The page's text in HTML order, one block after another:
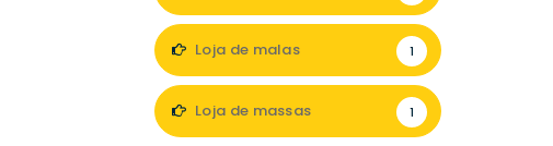
Loja de malas 1
Loja de massas 1